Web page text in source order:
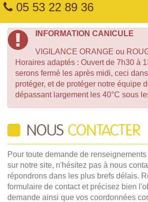
05 53 22 89 36
INFORMATION CANICULE
VIGILANCE ORANGE ou
Horaires adaptés : Ouvert de 7h30 à
serons fermé les après midi, ceci
protéger, et de protéger notre équipe
dépassant largement les 40°C sous
NOUS CONTACTER
Pour toute demande de
sur notre site, n'hésitez pas à nous
répondrons dans les plus brefs délais.
formulaire de contact et précisez bien
demande ainsi que vos coordonnées